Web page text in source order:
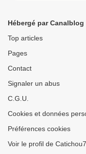
Hébergé par Canalblog
Top articles
Pages
Contact
Signaler un abus
C.G.U.
Cookies et données
Préférences cookies
Voir le profil de